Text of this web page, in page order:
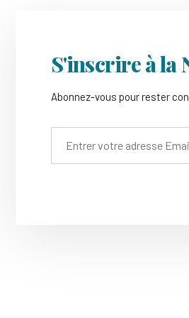
S'inscrire à la
Abonnez-vous pour rester